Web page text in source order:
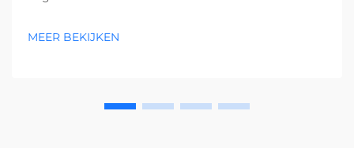
MEER BEKIJKEN